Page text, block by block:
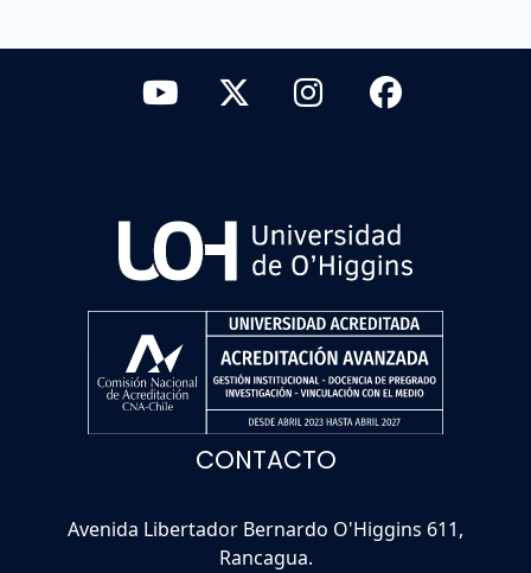
CONTACTO
Avenida Libertador Bernardo O'Higgins 611,
Rancagua.